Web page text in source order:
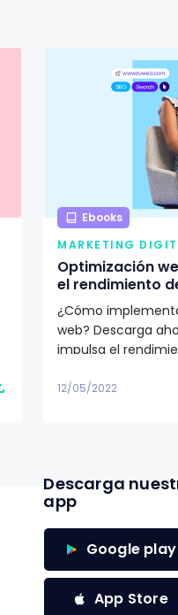
Ebooks
MARKETING
Optimización
el rendimiento
¿Cómo
web? Descarga
impulsa el
12/05/2022
Descarga
app
Google play
App Store